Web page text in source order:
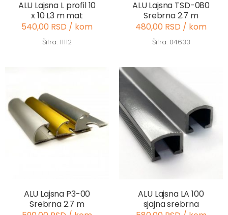
ALU Lajsna L profil 10
x 10 L3 m mat
540,00 RSD / kom
Šifra: 11112
ALU Lajsna TSD-080
Srebrna 2.7 m
480,00 RSD / kom
Šifra: 04633
ALU Lajsna P3-00
Srebrna 2.7 m
ALU Lajsna LA 100
sjajna srebrna